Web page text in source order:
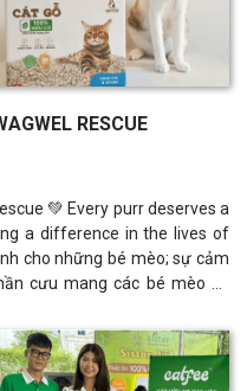
RESCUE
a
a difference in the lives of
cưu mang các bé mèo cơ
tế cho các cô chú, anh chị
sẻ một phần gánh nặng này
các trạm cứu hộ và cho các